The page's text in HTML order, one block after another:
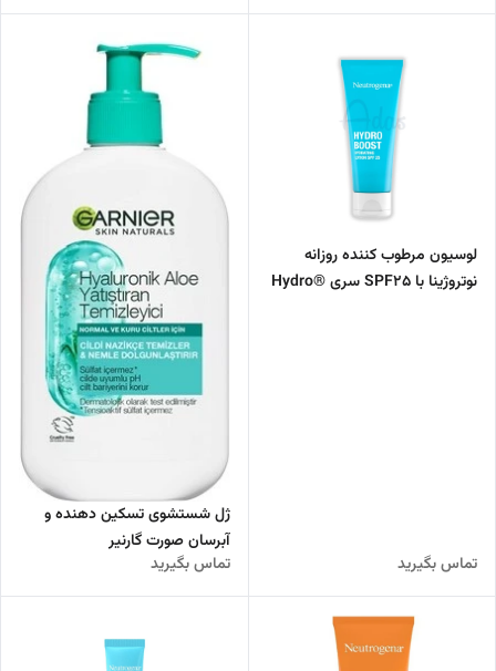
لوسیون مرطوب کننده روزانه
نوتروژینا با SPF25 سری ®Hydro
تماس بگیرید
ژل شستشوی تسکین دهنده و
آبرسان صورت گارنیر
تماس بگیرید